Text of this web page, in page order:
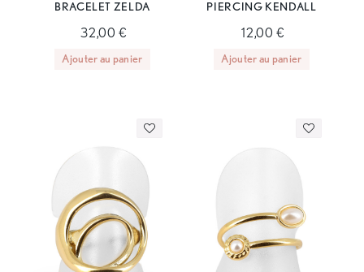
BRACELET ZELDA
32,00 €
Ajouter au panier
PIERCING KENDALL
12,00 €
Ajouter au panier